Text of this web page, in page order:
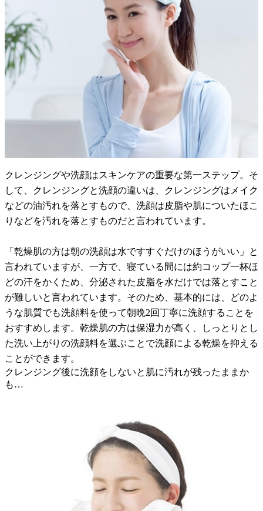
クレンジングや洗顔はスキンケアの重要な第一ステップ。そ
して、クレンジングと洗顔の違いは、クレンジングはメイク
などの油汚れを落とすもので、洗顔は皮脂や肌についたほこ
りなどを汚れを落とすものだと言われています。
「乾燥肌の方は朝の洗顔は水ですすぐだけのほうがいい」と
言われていますが、一方で、寝ている間には約コップ一杯ほ
どの汗をかくため、分泌された皮脂を水だけでは落とすこと
が難しいと言われています。そのため、基本的には、どのよ
うな肌質でも洗顔料を使って朝晩2回丁寧に洗顔することを
おすすめします。乾燥肌の方は保湿力が高く、しっとりとし
た洗い上がりの洗顔料を選ぶことで洗顔による乾燥を抑える
ことができます。
クレンジング後に洗顔をしないと肌に汚れが残ったままか
も…